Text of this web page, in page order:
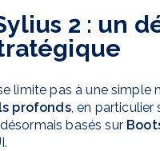
2 : un
limite pas à une simple
profonds, en particulier
, désormais basés sur